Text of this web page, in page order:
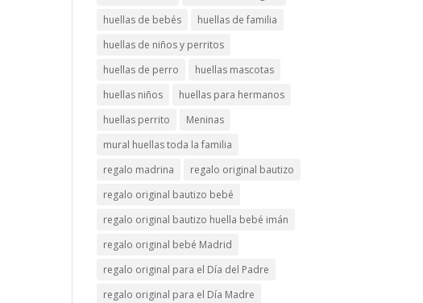
huellas de bebés
huellas de familia
huellas de niños y perritos
huellas de perro
huellas mascotas
huellas niños
huellas para hermanos
huellas perrito
Meninas
mural huellas toda la familia
regalo madrina
regalo original bautizo
regalo original bautizo bebé
regalo original bautizo huella bebé imán
regalo original bebé Madrid
regalo original para el Día del Padre
regalo original para el Día Madre